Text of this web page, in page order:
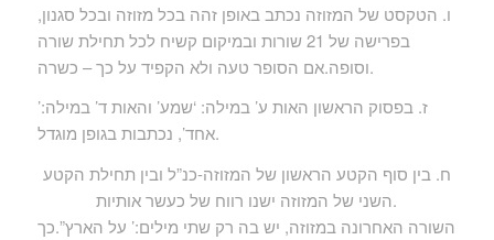
ו. הטקסט של המזוזה נכתב באופן זהה בכל מזוזה ובכל סגנון,
בפרישה של 21 שורות ובמיקום קשיח לכל תחילת שורה
וסופה.אם הסופר טעה ולא הקפיד על כך – כשרה.
ז. בפסוק הראשון האות ע’ במילה: ‘שמע’ והאות ד’ במילה:’
אחד’, נכתבות בגופן מוגדל.
ח. בין סוף הקטע הראשון של המזוזה-כנ”ל ובין תחילת הקטע
השני של המזוזה ישנו רווח של כעשר אותיות.
השורה האחרונה במזוזה, יש בה רק שתי מילים:’ על הארץ”.כך